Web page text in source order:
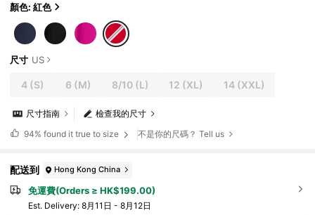
顏色: 紅色
尺寸 US
4 (S) 6 (M) 8/10(L) 12 (XL) 14 (XXL)
檢查我的尺寸
尺寸指南
94% found it true to size 不是你的尺碼？ Tell us
配送到 Hong Kong China
免運費(Orders ≥ HK$199.00)
​Est. Delivery: 8月11日 - 8月12日